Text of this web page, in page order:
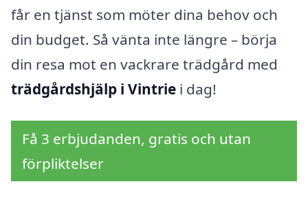
får en tjänst som möter dina behov och
din budget. Så vänta inte längre – börja
din resa mot en vackrare trädgård med
trädgårdshjälp i Vintrie i dag!
Få 3 erbjudanden, gratis och utan
förpliktelser